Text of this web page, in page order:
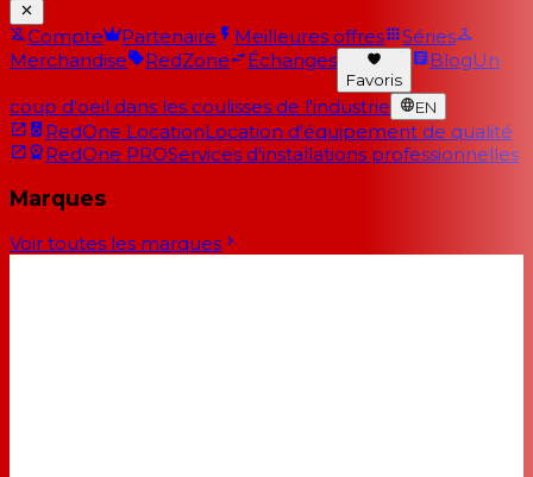
Compte Partenaire Meilleures offres
Séries
Merchandise
RedZone Échanges
Favoris
BlogUn
coup d'oeil dans les coulisses de l'industrie EN
RedOne LocationLocation d'équipement de qualité
RedOne PROServices d'installations professionnelles
Marques
Voir toutes les marques